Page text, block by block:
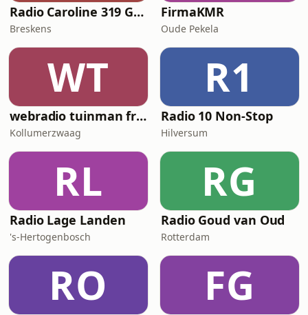
Radio Caroline 319 Gold
Breskens
FirmaKMR
Oude Pekela
WT
webradio tuinman friesland
Kollumerzwaag
R1
Radio 10 Non-Stop
Hilversum
RL
Radio Lage Landen
's-Hertogenbosch
RG
Radio Goud van Oud
Rotterdam
RO FG